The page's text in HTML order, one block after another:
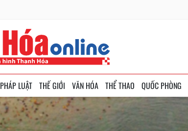
PHÁP LUẬT THẾ GIỚI VĂN HÓA THỂ THAO QUỐC PHÒNG